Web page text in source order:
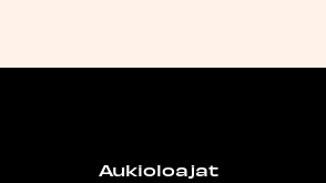
Aukioloajat